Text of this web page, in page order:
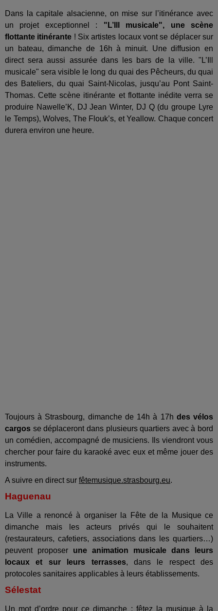
Dans la capitale alsacienne, on mise sur l’itinérance avec
un projet exceptionnel : "L’Ill musicale", une scène
flottante itinérante ! Six artistes locaux vont se déplacer sur
un bateau, dimanche de 16h à minuit. Une diffusion en
direct sera aussi assurée dans les bars de la ville. " L’Ill
musicale" sera visible le long du quai des Pêcheurs, du quai
des Bateliers, du quai Saint-Nicolas, jusqu’au Pont Saint-
Thomas. Cette scène itinérante et flottante inédite verra se
produire Nawelle’K, DJ Jean Winter, DJ Q (du groupe Lyre
le Temps), Wolves, The Flouk’s, et Yeallow. Chaque concert
durera environ une heure.
Toujours à Strasbourg, dimanche de 14h à 17h des vélos
cargos se déplaceront dans plusieurs quartiers avec à bord
un comédien, accompagné de musiciens. Ils viendront vous
chercher pour faire du karaoké avec eux et même jouer des
instruments.
A suivre en direct sur fêtemusique.strasbourg.eu.
Haguenau
La Ville a renoncé à organiser la Fête de la Musique ce
dimanche mais les acteurs privés qui le souhaitent
(restaurateurs, cafetiers, associations dans les quartiers…)
peuvent proposer une animation musicale dans leurs
locaux et sur leurs terrasses, dans le respect des
protocoles sanitaires applicables à leurs établissements.
Sélestat
Un mot d’ordre pour ce dimanche : fêtez la musique à la